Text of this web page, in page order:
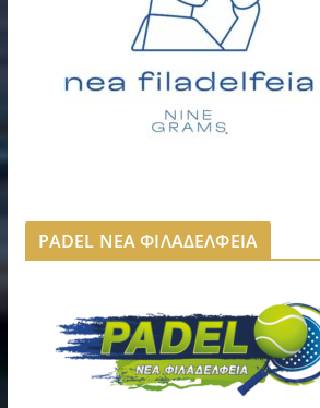
PADEL ΝΕΑ ΦΙΛΑΔΕΛΦΕΙΑ